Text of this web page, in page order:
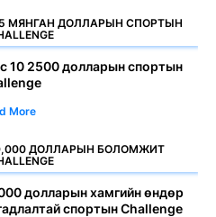
МЯНГАН ДОЛЛАРЫН СПОРТЫН
10 2500 долларын спортын
More
ДОЛЛАРЫН БОЛОМЖИТ
долларын хамгийн өндөр
спортын Challenge